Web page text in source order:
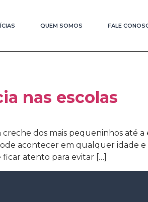
QUEM SOMOS FALE
nas escolas
dos mais pequeninhos até a
acontecer em qualquer
atento para evitar […]